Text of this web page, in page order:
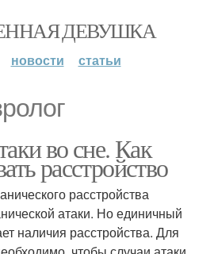
ДЕВУШКА
новости статьи
во сне. Как
расстройство
расстройства
атаки. Но единичный
наличия расстройства. Для